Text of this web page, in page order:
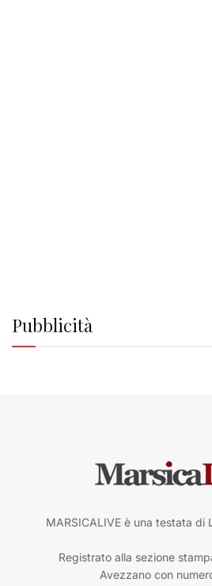
Pubblicità
MARSICALIVE è una testata di
Registrato alla sezione
Avezzano con